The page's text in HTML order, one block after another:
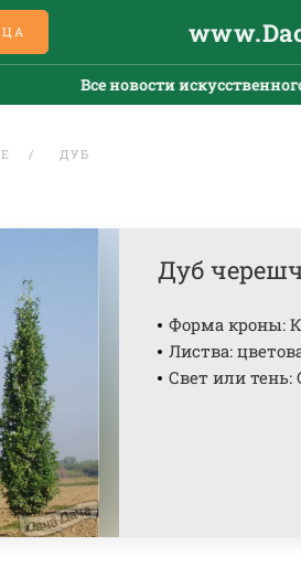
Все новости искусственного
ДУБ
Дуб
Форма кроны:
Листва:
Свет или